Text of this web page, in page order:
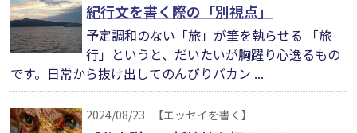
紀行文を書く際の「別視点」
予定調和のない「旅」が筆を執らせる 「旅
行」というと、だいたいが胸躍り心逸るもの
です。日常から抜け出してのんびりバカン ...
2024/08/23 【エッセイを書く】